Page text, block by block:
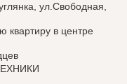
ул.Свободная,
квартиру в центре